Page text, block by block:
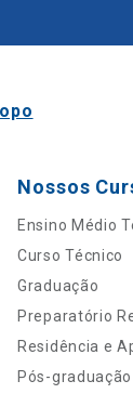
Nossos
Ensino Médio
Curso Técnico
Graduação
Preparatório
Residência e
Pós-